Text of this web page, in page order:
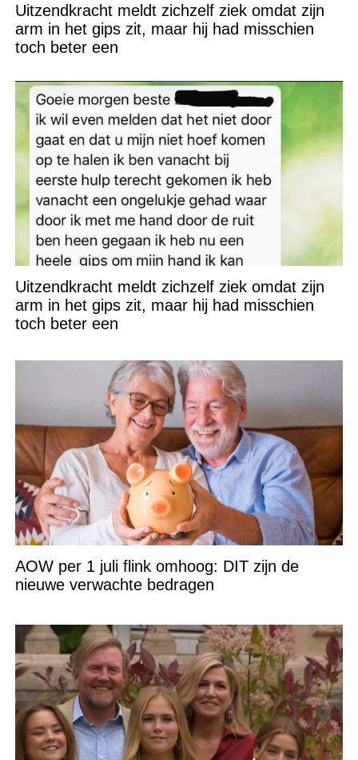
Uitzendkracht meldt zichzelf ziek omdat zijn
arm in het gips zit, maar hij had misschien
toch beter een
Uitzendkracht meldt zichzelf ziek omdat zijn
arm in het gips zit, maar hij had misschien
toch beter een
AOW per 1 juli flink omhoog: DIT zijn de
nieuwe verwachte bedragen